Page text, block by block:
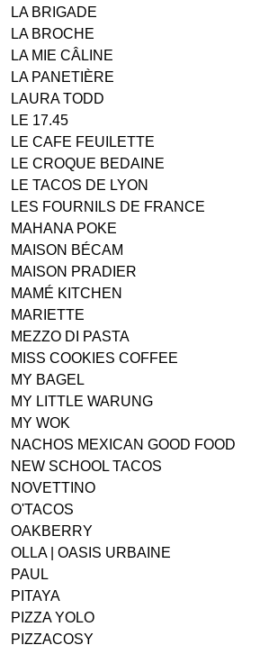
LA BRIGADE
LA BROCHE
LA MIE CÂLINE
LA PANETIÈRE
LAURA TODD
LE 17.45
LE CAFE FEUILETTE
LE CROQUE BEDAINE
LE TACOS DE LYON
LES FOURNILS DE FRANCE
MAHANA POKE
MAISON BÉCAM
MAISON PRADIER
MAMÉ KITCHEN
MARIETTE
MEZZO DI PASTA
MISS COOKIES COFFEE
MY BAGEL
MY LITTLE WARUNG
MY WOK
NACHOS MEXICAN GOOD FOOD
NEW SCHOOL TACOS
NOVETTINO
O'TACOS
OAKBERRY
OLLA | OASIS URBAINE
PAUL
PITAYA
PIZZA YOLO
PIZZACOSY